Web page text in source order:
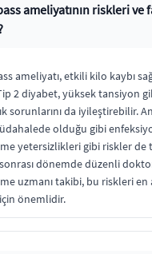
ameliyatının riskleri ve
ameliyatı, etkili kilo kaybı
2 diyabet, yüksek tansiyon
sorunlarını da iyileştirebilir.
olduğu gibi
yetersizlikleri gibi riskler de
dönemde düzenli
uzmanı takibi, bu riskleri en
önemlidir.